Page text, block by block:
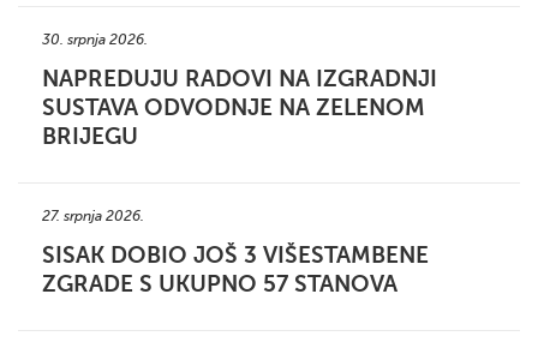
30. srpnja 2026.
NAPREDUJU RADOVI NA IZGRADNJI
SUSTAVA ODVODNJE NA ZELENOM
BRIJEGU
27. srpnja 2026.
SISAK DOBIO JOŠ 3 VIŠESTAMBENE
ZGRADE S UKUPNO 57 STANOVA